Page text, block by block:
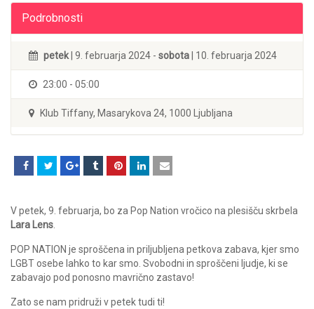
Podrobnosti
petek | 9. februarja 2024 - sobota | 10. februarja 2024
23:00 - 05:00
Klub Tiffany, Masarykova 24, 1000 Ljubljana
V petek, 9. februarja, bo za Pop Nation vročico na plesišču skrbela
Lara Lens
POP NATION je sproščena in priljubljena petkova zabava, kjer smo
LGBT osebe lahko to kar smo. Svobodni in sproščeni ljudje, ki se
zabavajo pod ponosno mavrično zastavo!
Zato se nam pridruži v petek tudi ti!